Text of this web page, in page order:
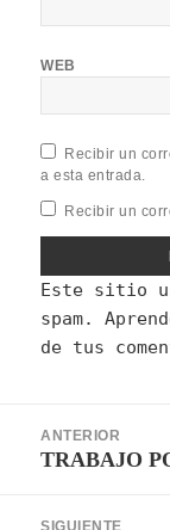
WEB
Recibir un
a esta entrada.
Recibir un
Este sitio
spam.
de tus
ANTERIOR
Entrada
TRABAJO